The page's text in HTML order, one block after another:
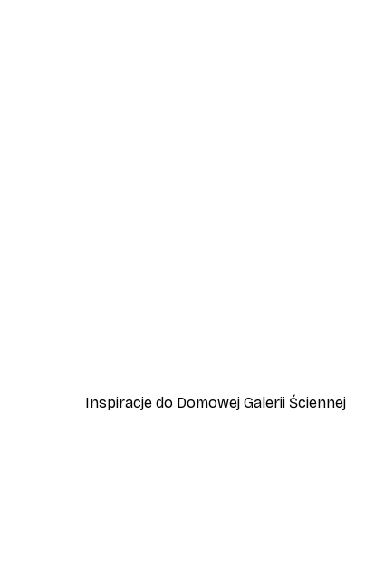
Inspiracje do Domowej Galerii Ściennej